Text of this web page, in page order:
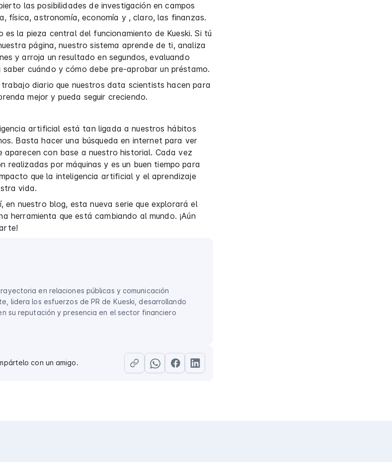
las posibilidades de investigación en campos
física, astronomía, economía y , claro, las finanzas.
es la pieza central del funcionamiento de Kueski. Si tú
página, nuestro sistema aprende de ti, analiza
y arroja un resultado en segundos, evaluando
cuándo y cómo debe pre-aprobar un préstamo.
diario que nuestros data scientists hacen para
mejor y pueda seguir creciendo.
artificial está tan ligada a nuestros hábitos
Basta hacer una búsqueda en internet para ver
aparecen con base a nuestro historial. Cada vez
realizadas por máquinas y es un buen tiempo para
que la inteligencia artificial y el aprendizaje
vida.
en nuestro blog, esta nueva serie que explorará el
herramienta que está cambiando al mundo. ¡Aún
en relaciones públicas y comunicación
lidera los esfuerzos de PR de Kueski, desarrollando
su reputación y presencia en el sector financiero
con un amigo.